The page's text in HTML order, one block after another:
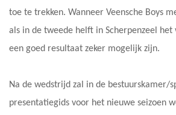
toe te trekken. Wanneer Veensche Boys
als in de tweede helft in Scherpenzeel het
een goed resultaat zeker mogelijk zijn.
Na de wedstrijd zal in de bestuurskamer/
presentatiegids voor het nieuwe seizoen